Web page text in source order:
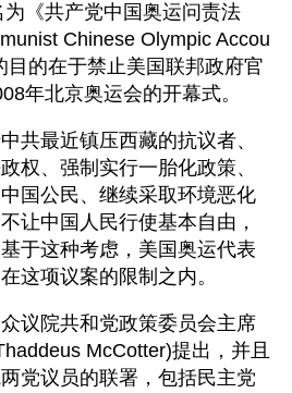
《共产党中国奥运问责法
Chinese Olympic Accou
目的在于禁止美国联邦政府官
年北京奥运会的开幕式。
共最近镇压西藏的抗议者、
权、强制实行一胎化政策、
国公民、继续采取环境恶化
让中国人民行使基本自由，
于这种考虑，美国奥运代表
这项议案的限制之内。
议院共和党政策委员会主席
McCotter)提出，并且
党议员的联署，包括民主党